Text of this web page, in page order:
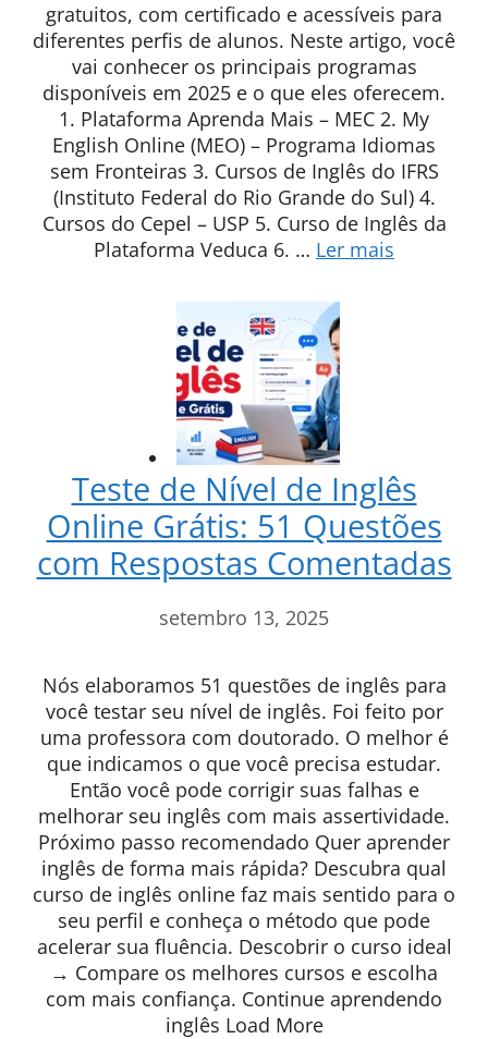
gratuitos, com certificado e acessíveis para
diferentes perfis de alunos. Neste artigo, você
vai conhecer os principais programas
disponíveis em 2025 e o que eles oferecem.
1. Plataforma Aprenda Mais – MEC 2. My
English Online (MEO) – Programa Idiomas
sem Fronteiras 3. Cursos de Inglês do IFRS
(Instituto Federal do Rio Grande do Sul) 4.
Cursos do Cepel – USP 5. Curso de Inglês da
Plataforma Veduca 6. … Ler mais
Teste de Nível de Inglês
Online Grátis: 51 Questões
com Respostas Comentadas
setembro 13, 2025
Nós elaboramos 51 questões de inglês para
você testar seu nível de inglês. Foi feito por
uma professora com doutorado. O melhor é
que indicamos o que você precisa estudar.
Então você pode corrigir suas falhas e
melhorar seu inglês com mais assertividade.
Próximo passo recomendado Quer aprender
inglês de forma mais rápida? Descubra qual
curso de inglês online faz mais sentido para o
seu perfil e conheça o método que pode
acelerar sua fluência. Descobrir o curso ideal
→ Compare os melhores cursos e escolha
com mais confiança. Continue aprendendo
inglês Load More